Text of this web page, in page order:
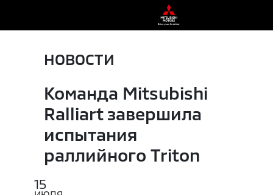
НОВОСТИ
Команда Mitsubishi
Ralliart завершила
испытания
раллийного Triton
15